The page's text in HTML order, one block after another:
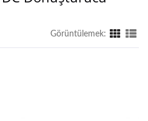
Görüntülemek: